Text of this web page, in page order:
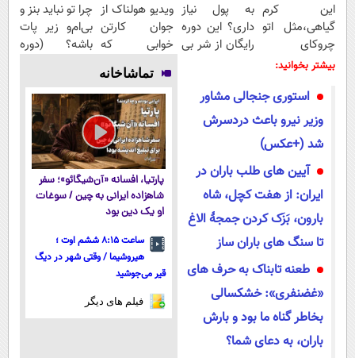
این کرم
گیاهی،مثل اتو
چروکای
پوستتوصاف
به پول نیاز
داری؟ این دوره
رایگان از شر بی
ویدیو هولناک از
جوان کارتن
خوابی که
میلیاردر شد.
آموزش رایگان
چرا تو نباید بنز و
بی‌ام‌و زیر پات
باشه؟ (دوره
بیشتر بخوانید:
استوری جنجالی مشاور
وزیر نیرو باعث دردسرش
شد (+عکس)
آیین های طلب باران در
ایران: از هفت کچل، شاه
بارون، بَزَک کردن جمجۀ الاغ
تا سنگ های باران ساز
طعنه تابناک به حرف های
«غضنفری»: خشکسالی
بخاطر گناه ما بود و بارش
باران، به دعای شما؟
تماشاخانه
پارتیا، افسانه «آن‌شیگائو»؛ سفر
شاهزاده ایرانی به چین / سوغات
او یک دین بود
ساعت ۸:۱۵ ششم اوت ؛
هیروشیما / وقتی شهر در دیگ
قیر می‌جوشید
فیلم های دیگر